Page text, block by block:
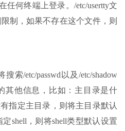
任何终端上登录。/etc/usertty文
制，如果不存在这个文件，则
索/etc/passwd以及/etc/shadow
其他信息，比如：主目录是什
指定主目录，则将主目录默认
shell，则将shell类型默认设置